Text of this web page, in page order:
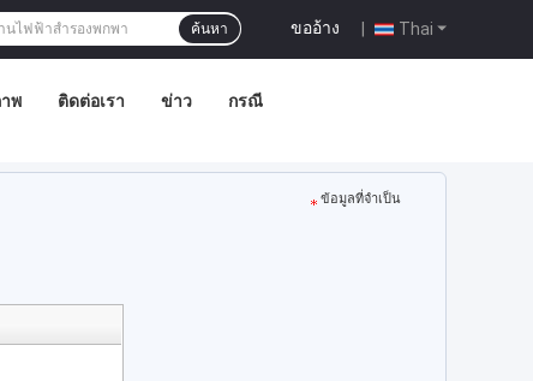
Thai
ขออ้าง |
ค้นหา
พ ติดต่อเรา ข่าว กรณี
ข้อมูลที่จำเป็น